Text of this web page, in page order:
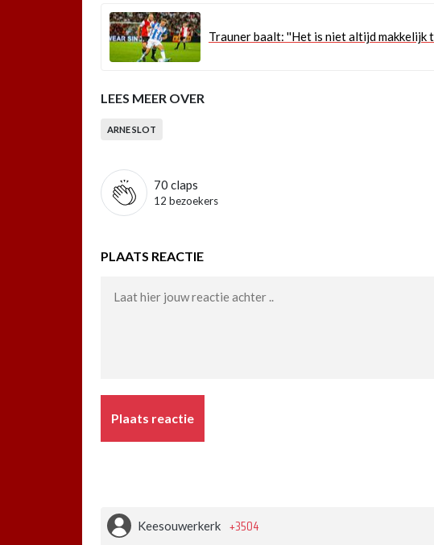
Trauner baalt: ''Het is niet altijd makkelijk
LEES MEER OVER
ARNE SLOT
70 claps
12 bezoekers
PLAATS REACTIE
Plaats reactie
Keesouwerkerk +3504